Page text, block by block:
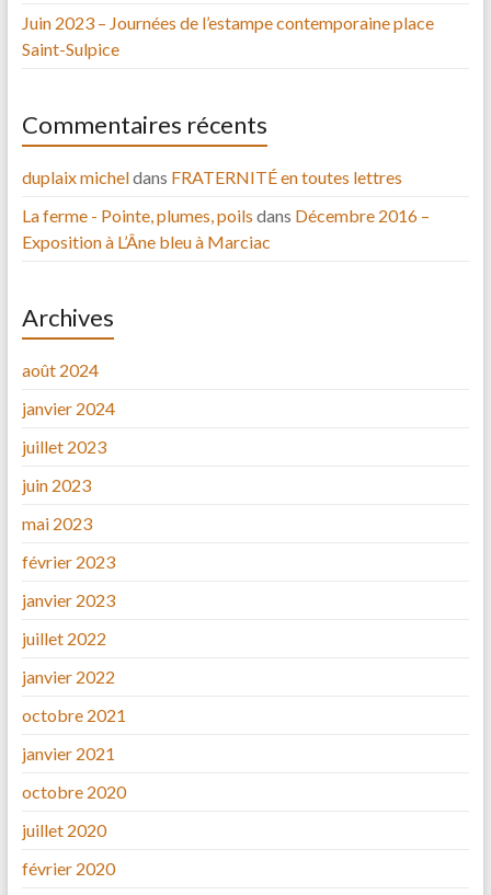
Juin 2023 – Journées de l’estampe contemporaine place
Saint-Sulpice
Commentaires récents
duplaix micheldans FRATERNITÉ en toutes lettres
La ferme - Pointe, plumes, poils dans Décembre 2016 –
Exposition à L’Âne bleu à Marciac
Archives
août 2024
janvier 2024
juillet 2023
juin 2023
mai 2023
février 2023
janvier 2023
juillet 2022
janvier 2022
octobre 2021
janvier 2021
octobre 2020
juillet 2020
février 2020